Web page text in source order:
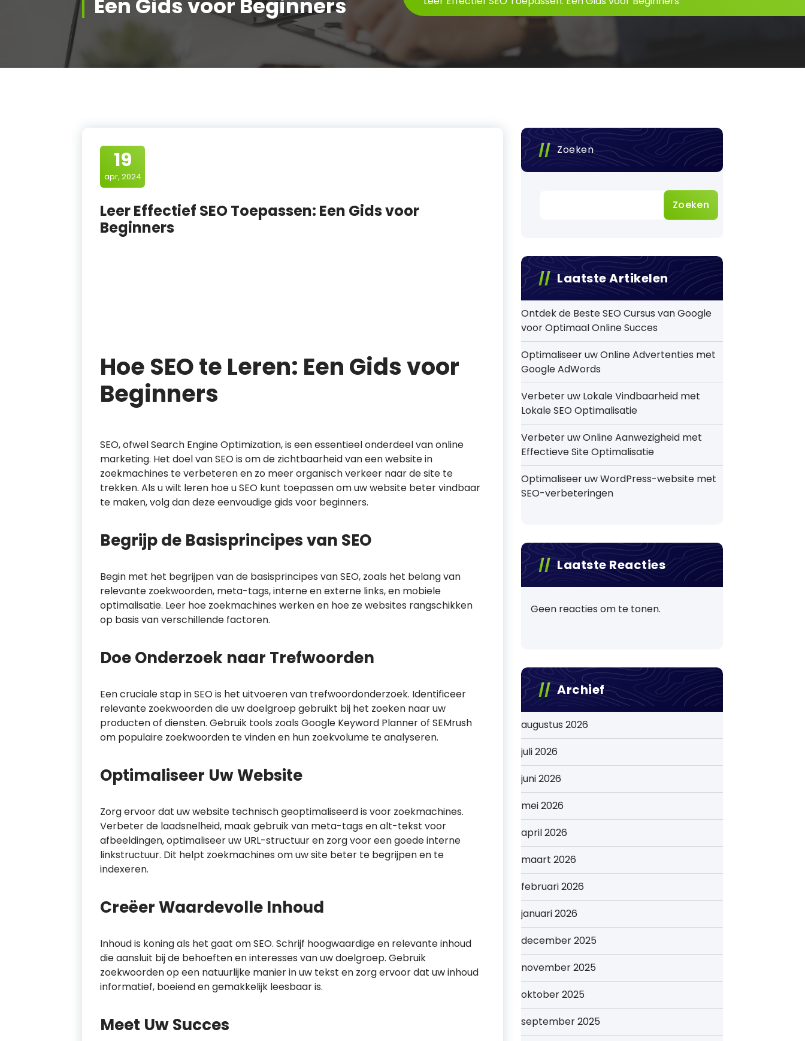
Een Gids voor Beginners
19
apr, 2024
Leer Effectief SEO Toepassen: Een Gids voor
Beginners
Hoe SEO te Leren: Een Gids voor
Beginners
SEO, ofwel Search Engine Optimization, is een essentieel onderdeel van online
marketing. Het doel van SEO is om de zichtbaarheid van een website in
zoekmachines te verbeteren en zo meer organisch verkeer naar de site te
trekken. Als u wilt leren hoe u SEO kunt toepassen om uw website beter vindbaar
te maken, volg dan deze eenvoudige gids voor beginners.
Begrijp de Basisprincipes van SEO
Begin met het begrijpen van de basisprincipes van SEO, zoals het belang van
relevante zoekwoorden, meta-tags, interne en externe links, en mobiele
optimalisatie. Leer hoe zoekmachines werken en hoe ze websites rangschikken
op basis van verschillende factoren.
Doe Onderzoek naar Trefwoorden
Een cruciale stap in SEO is het uitvoeren van trefwoordonderzoek. Identificeer
relevante zoekwoorden die uw doelgroep gebruikt bij het zoeken naar uw
producten of diensten. Gebruik tools zoals Google Keyword Planner of SEMrush
om populaire zoekwoorden te vinden en hun zoekvolume te analyseren.
Optimaliseer Uw Website
Zorg ervoor dat uw website technisch geoptimaliseerd is voor zoekmachines.
Verbeter de laadsnelheid, maak gebruik van meta-tags en alt-tekst voor
afbeeldingen, optimaliseer uw URL-structuur en zorg voor een goede interne
linkstructuur. Dit helpt zoekmachines om uw site beter te begrijpen en te
indexeren.
Creëer Waardevolle Inhoud
Inhoud is koning als het gaat om SEO. Schrijf hoogwaardige en relevante inhoud
die aansluit bij de behoeften en interesses van uw doelgroep. Gebruik
zoekwoorden op een natuurlijke manier in uw tekst en zorg ervoor dat uw inhoud
informatief, boeiend en gemakkelijk leesbaar is.
Meet Uw Succes
Zoeken
Zoeken
Laatste Artikelen
Ontdek de Beste SEO Cursus van Google
voor Optimaal Online Succes
Optimaliseer uw Online Advertenties met
Google AdWords
Verbeter uw Lokale Vindbaarheid met
Lokale SEO Optimalisatie
Verbeter uw Online Aanwezigheid met
Effectieve Site Optimalisatie
Optimaliseer uw WordPress-website met
SEO-verbeteringen
Laatste Reacties
Geen reacties om te tonen.
Archief
augustus 2026
juli 2026
juni 2026
mei 2026
april 2026
maart 2026
februari 2026
januari 2026
december 2025
november 2025
oktober 2025
september 2025